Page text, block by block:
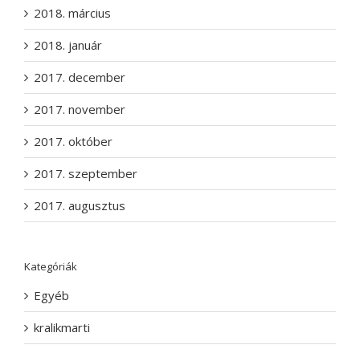
2018. március
2018. január
2017. december
2017. november
2017. október
2017. szeptember
2017. augusztus
Kategóriák
Egyéb
kralikmarti